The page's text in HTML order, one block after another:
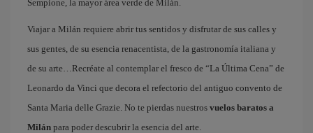
Sempione, la mayor área verde de Milán.
Viajar a Milán requiere abrir tus sentidos y disfrutar de sus calles y
sus gentes, de su esencia renacentista, de la gastronomía italiana y
de su arte…Recréate al contemplar el fresco de “La Última Cena” de
Leonardo da Vinci que decora el refectorio del antiguo convento de
Santa Maria delle Grazie. No te pierdas nuestros vuelos baratos a
Milán para poder descubrir la esencia del arte.